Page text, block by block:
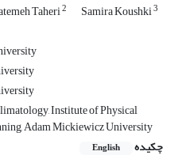
Taheri2 Samira Koushki3
Institute of Physical
Adam Mickiewicz University
چکیده
English